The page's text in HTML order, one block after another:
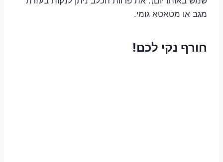
מגב או מטאטא גומי.
חורף נקי לכם!